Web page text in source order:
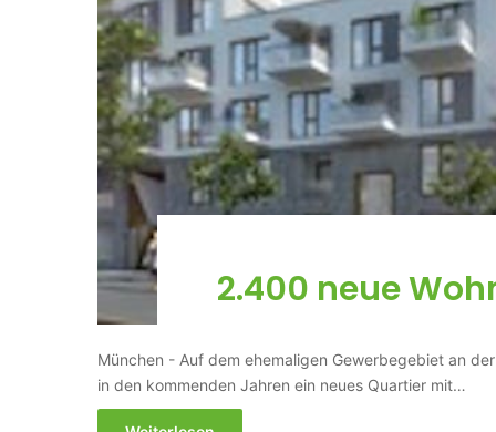
2.400 neue
München - Auf dem ehemaligen Gewerbegebiet an
in den kommenden Jahren ein neues Quartier mit…